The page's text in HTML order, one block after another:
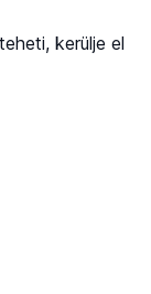
kerülje el